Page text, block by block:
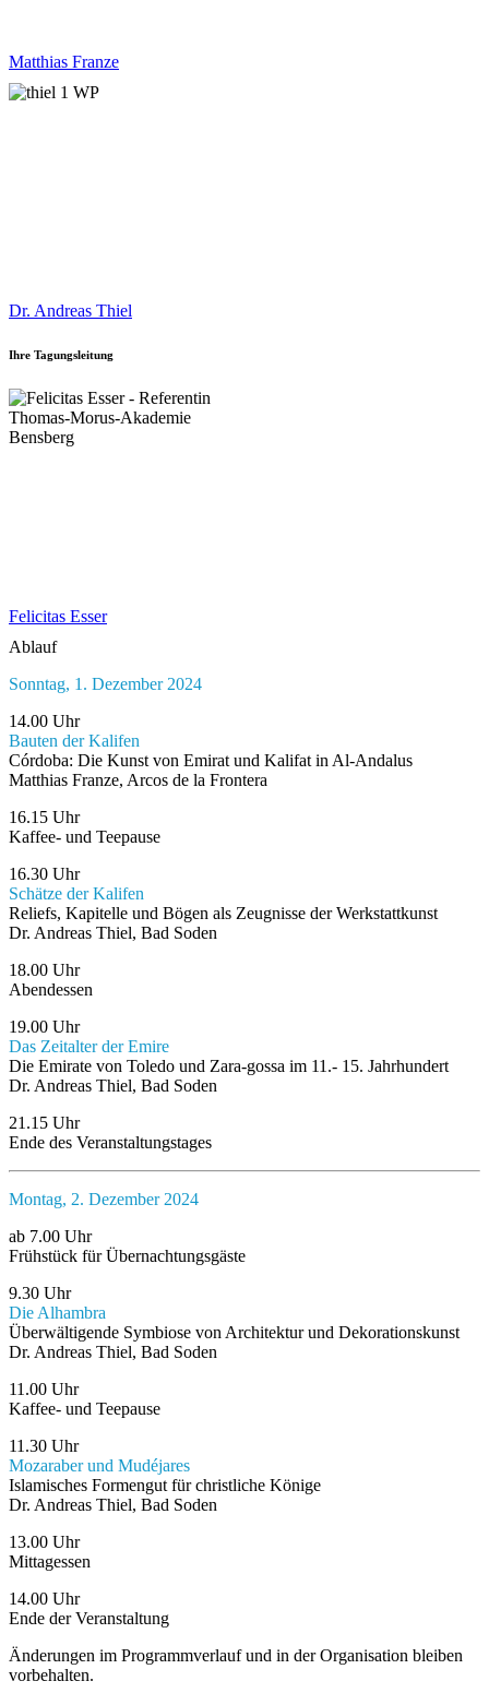
Matthias Franze
Dr. Andreas Thiel
Ihre Tagungsleitung
Felicitas Esser
Ablauf
Sonntag, 1. Dezember 2024
14.00 Uhr
Bauten der Kalifen
Córdoba: Die Kunst von Emirat und Kalifat in Al-Andalus
Matthias Franze, Arcos de la Frontera
16.15 Uhr
Kaffee- und Teepause
16.30 Uhr
Schätze der Kalifen
Reliefs, Kapitelle und Bögen als Zeugnisse der Werkstattkunst
Dr. Andreas Thiel, Bad Soden
18.00 Uhr
Abendessen
19.00 Uhr
Das Zeitalter der Emire
Die Emirate von Toledo und Zara-gossa im 11.- 15. Jahrhundert
Dr. Andreas Thiel, Bad Soden
21.15 Uhr
Ende des Veranstaltungstages
Montag, 2. Dezember 2024
ab 7.00 Uhr
Frühstück für Übernachtungsgäste
9.30 Uhr
Die Alhambra
Überwältigende Symbiose von Architektur und Dekorationskunst
Dr. Andreas Thiel, Bad Soden
11.00 Uhr
Kaffee- und Teepause
11.30 Uhr
Mozaraber und Mudéjares
Islamisches Formengut für christliche Könige
Dr. Andreas Thiel, Bad Soden
13.00 Uhr
Mittagessen
14.00 Uhr
Ende der Veranstaltung
Änderungen im Programmverlauf und in der Organisation bleiben
vorbehalten.